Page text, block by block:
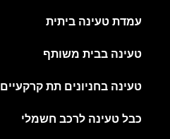
עמדת טעינה ביתית
טעינה בבית משותף
טעינה בחניונים תת קרקעיים
כבל טעינה לרכב חשמלי